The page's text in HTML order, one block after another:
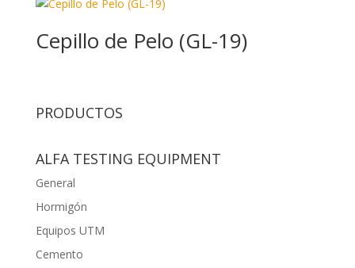
Cepillo de Pelo (GL-19)
PRODUCTOS
ALFA TESTING EQUIPMENT
General
Hormigón
Equipos UTM
Cemento